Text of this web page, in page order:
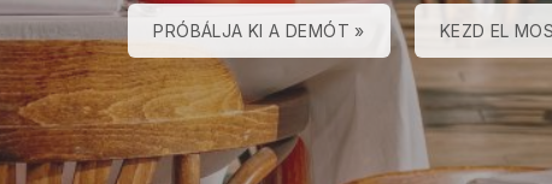
PRÓBÁLJA KI A DEMÓT » KEZD EL